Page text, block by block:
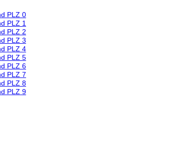
PLZ 0
PLZ 1
PLZ 2
PLZ 3
PLZ 4
PLZ 5
PLZ 6
PLZ 7
PLZ 8
PLZ 9